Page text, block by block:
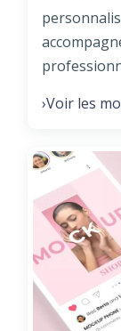
›Voir les